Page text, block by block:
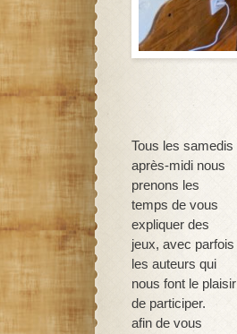
Tous les samedis
après-midi nous
prenons les
temps de vous
expliquer des
jeux, avec parfois
les auteurs qui
nous font le plaisir
de participer.
afin de vous